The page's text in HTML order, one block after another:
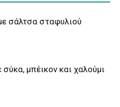
σάλτσα σταφυλιού
μπέικον και χαλούμι